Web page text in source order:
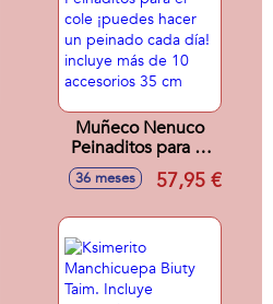
Muñeco Nenuco
Peinaditos para el
cole ¡puedes hacer
un peinado cada
cm
36 meses 57,95 €